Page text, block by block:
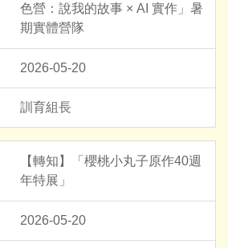
色營：說我的故事 × AI 實作」暑
期實體營隊
2026-05-20
訓育組長
【轉知】「櫻桃小丸子原作40週
年特展」
2026-05-20